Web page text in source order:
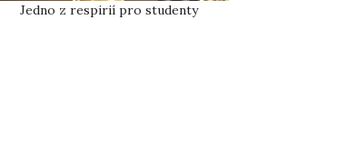
Jedno z respirií pro studenty